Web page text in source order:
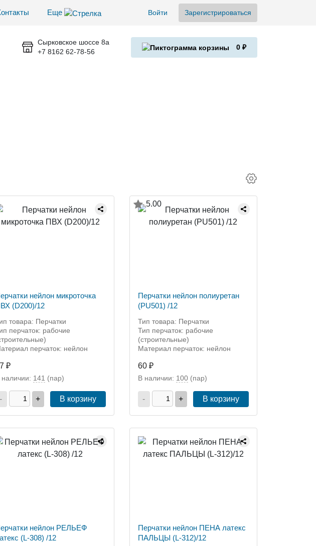
Еще Войти Зарегистрироваться
Сырковское шоссе 8а
+7 8162 62-78-56
0 ₽
нейлон микроточка
(D200)/12
товара: Перчатки
перчаток: рабочие
перчаток: нейлон
₽
наличии: 141 (пар)
- + В корзину
5.00
Перчатки нейлон полиуретан
(PU501) /12
Тип товара: Перчатки
Тип перчаток: рабочие
(строительные)
Материал перчаток: нейлон
60 ₽
В наличии: 100(пар)
- + В корзину
нейлон РЕЛЬЕФ
(L-308) /12
Перчатки нейлон ПЕНА латекс
ПАЛЬЦЫ (L-312)/12